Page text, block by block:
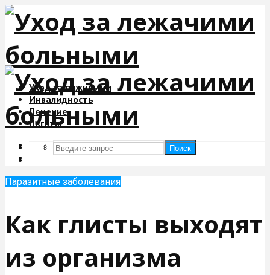
Уход за пожилыми
Инвалидность
Лечение
Льготы
Поиск
Поиск
Паразитные заболевания
Как глисты выходят
из организма